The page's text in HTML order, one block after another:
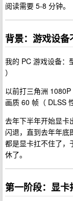
阅读需要 5-8 分钟。
背景：游戏设备
我的 PC 游戏设备：
）
以前打三角洲
画质 60 帧（ DLSS
去年下半年开始显卡
闪退，直到去年年底
都是显卡扛不住了，
休了。
第一阶段：显卡